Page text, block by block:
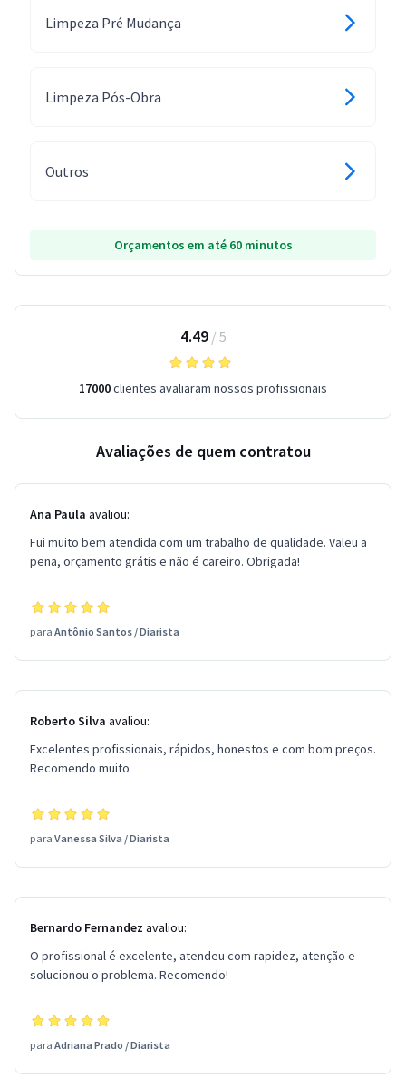
Limpeza Pré Mudança
Limpeza Pós-Obra
Outros
Orçamentos em até 60 minutos
4.49/ 5
17000clientes avaliaram nossos profissionais
Avaliações de quem contratou
Ana Paula avaliou:
Fui muito bem atendida com um trabalho de qualidade. Valeu a
pena, orçamento grátis e não é careiro. Obrigada!
para Antônio Santos /Diarista
Roberto Silva avaliou:
Excelentes profissionais, rápidos, honestos e com bom preços.
Recomendo muito
para Vanessa Silva /Diarista
Bernardo Fernandez avaliou:
O profissional é excelente, atendeu com rapidez, atenção e
solucionou o problema. Recomendo!
para Adriana Prado /Diarista